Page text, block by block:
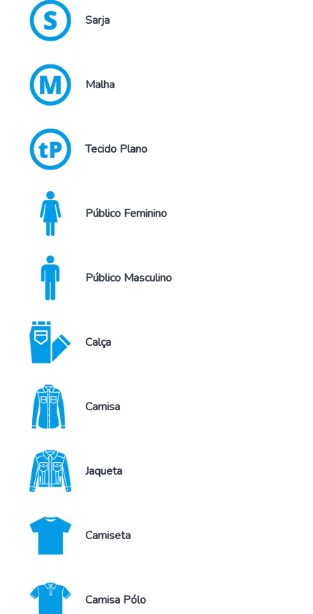
Sarja
Malha
Tecido Plano
Público Feminino
Público Masculino
Calça
Camisa
Jaqueta
Camiseta
Camisa Pólo